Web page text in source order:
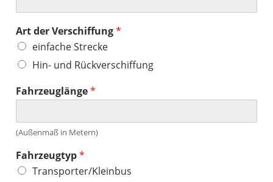
Art der Verschiffung*
einfache Strecke
Hin- und Rückverschiffung
Fahrzeuglänge*
(Außenmaß in Metern)
Fahrzeugtyp*
Transporter/Kleinbus